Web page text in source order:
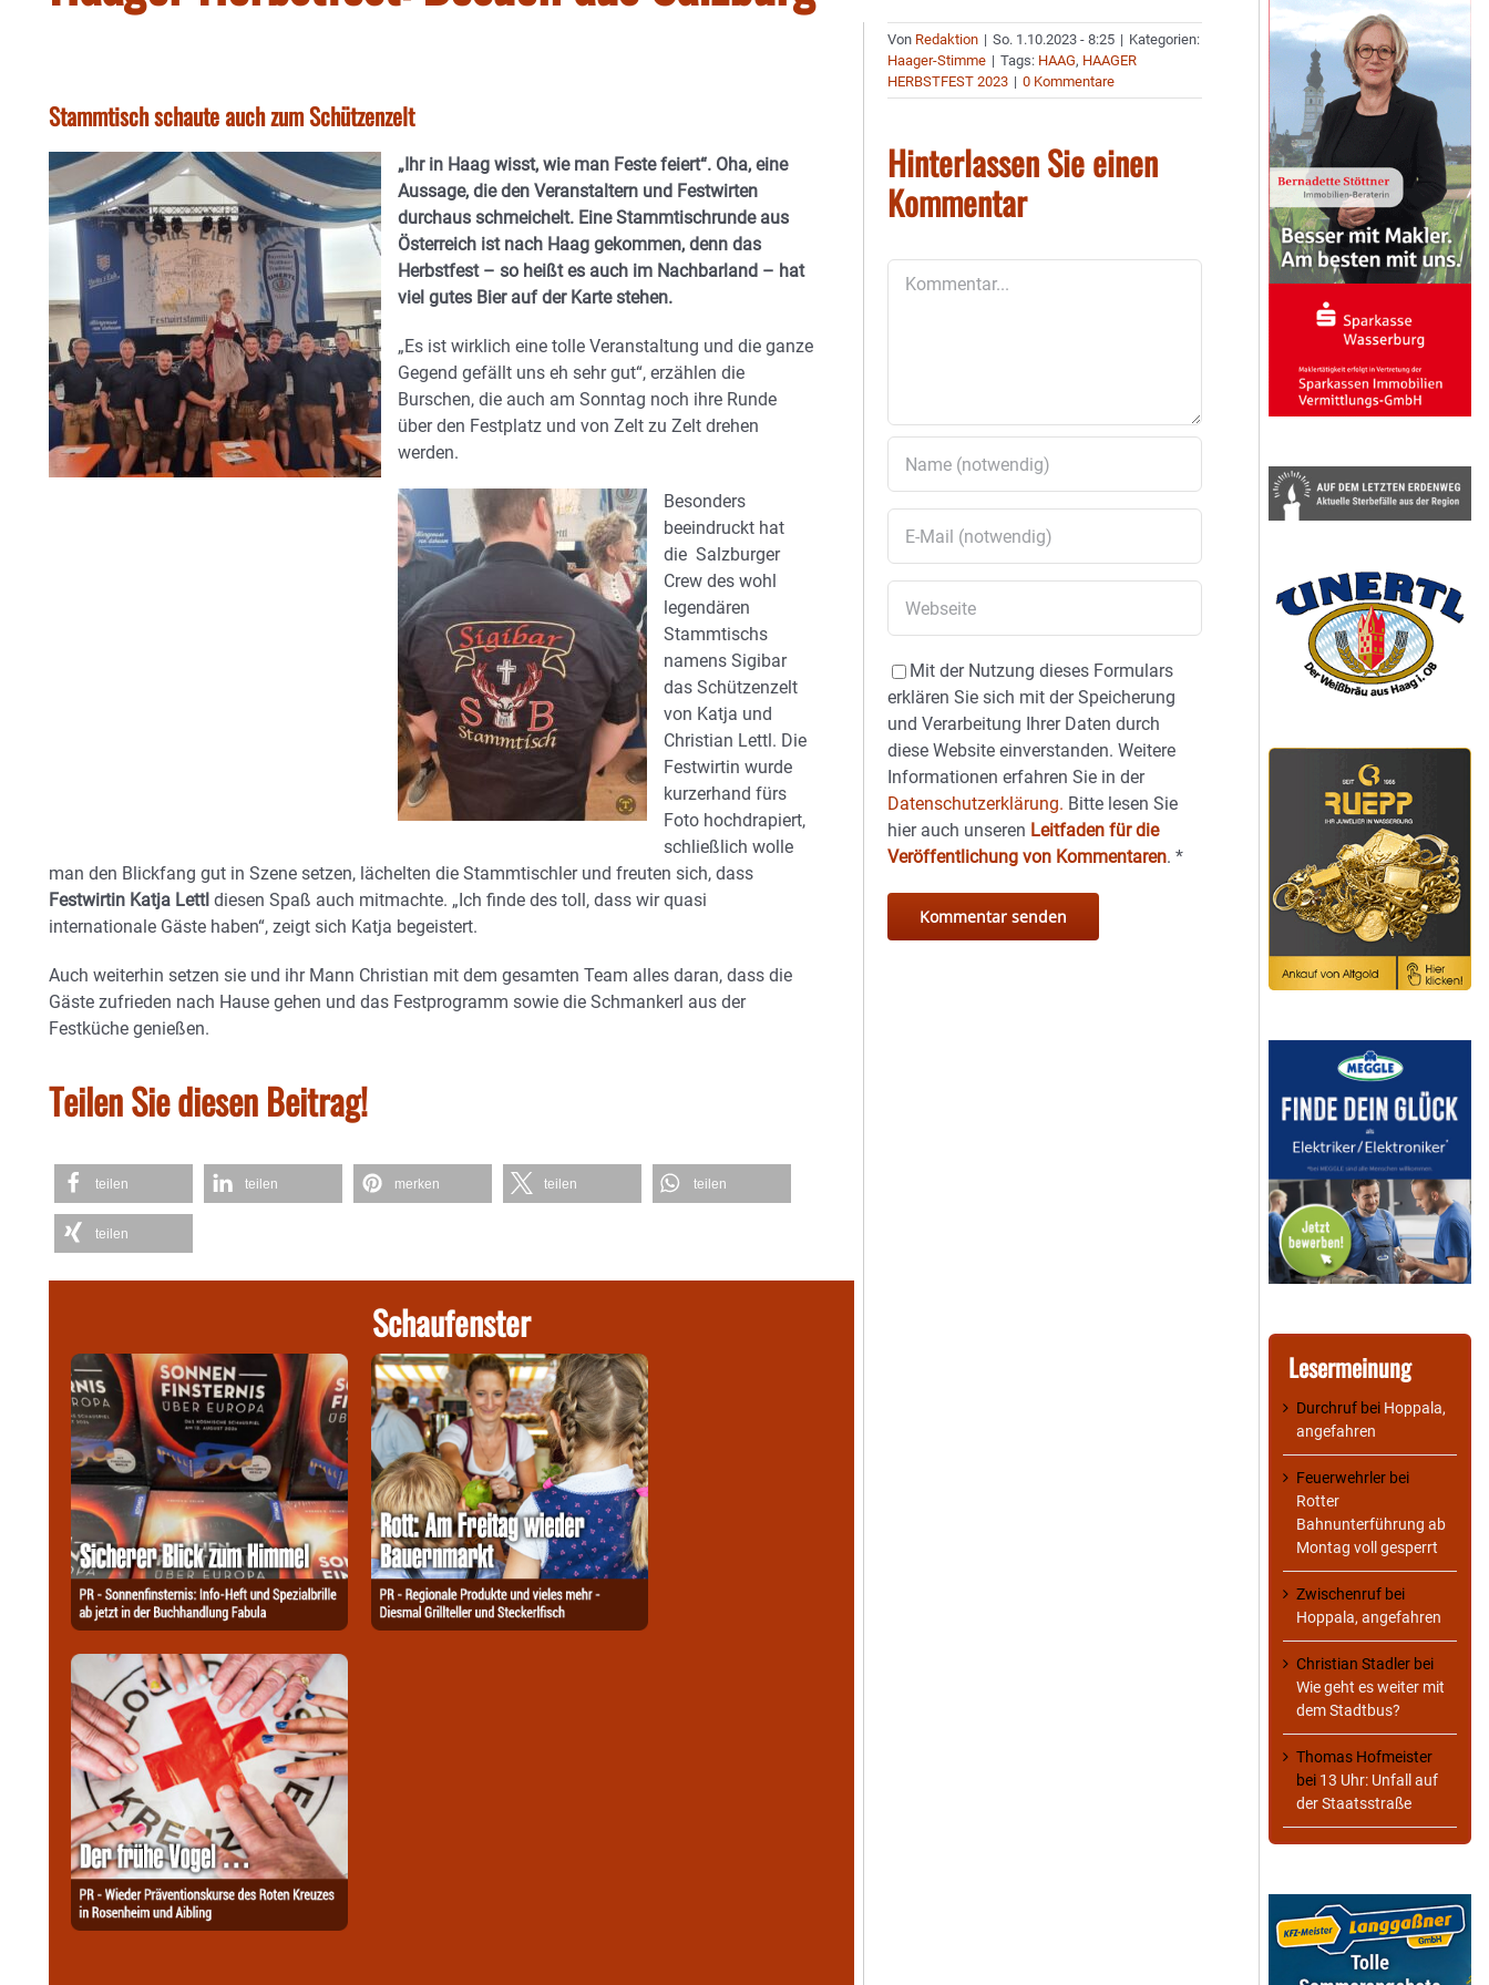
Stammtisch schaute auch zum Schützenzelt
„Ihr in Haag wisst, wie man Feste feiert“. Oha, eine
Aussage, die den Veranstaltern und Festwirten
durchaus schmeichelt. Eine Stammtischrunde aus
Österreich ist nach Haag gekommen, denn das
Herbstfest – so heißt es auch im Nachbarland – hat
viel gutes Bier auf der Karte stehen.
„Es ist wirklich eine tolle Veranstaltung und die ganze
Gegend gefällt uns eh sehr gut“, erzählen die
Burschen, die auch am Sonntag noch ihre Runde
über den Festplatz und von Zelt zu Zelt drehen
werden.
Besonders
beeindruckt hat
die Salzburger
Crew des wohl
legendären
Stammtischs
namens Sigibar
das Schützenzelt
von Katja und
Christian Lettl. Die
Festwirtin wurde
kurzerhand fürs
Foto hochdrapiert,
schließlich wolle
man den Blickfang gut in Szene setzen, lächelten die Stammtischler und freuten sich, dass
Festwirtin Katja Lettl diesen Spaß auch mitmachte. „Ich finde des toll, dass wir quasi
internationale Gäste haben“, zeigt sich Katja begeistert.
Auch weiterhin setzen sie und ihr Mann Christian mit dem gesamten Team alles daran, dass die
Gäste zufrieden nach Hause gehen und das Festprogramm sowie die Schmankerl aus der
Festküche genießen.
Teilen Sie diesen Beitrag!
teilen teilen merken teilen teilen
teilen
Schaufenster
Von Redaktion | So. 1.10.2023 - 8:25 | Kategorien:
Haager-Stimme | Tags: HAAG, HAAGER
HERBSTFEST 2023 | 0 Kommentare
Hinterlassen Sie einen
Kommentar
Mit der Nutzung dieses Formulars
erklären Sie sich mit der Speicherung
und Verarbeitung Ihrer Daten durch
diese Website einverstanden. Weitere
Informationen erfahren Sie in der
Datenschutzerklärung. Bitte lesen Sie
hier auch unseren Leitfaden für die
Veröffentlichung von Kommentaren.*
Lesermeinung
Durchruf bei Hoppala,
angefahren
Feuerwehrler bei
Rotter
Bahnunterführung ab
Montag voll gesperrt
Zwischenruf bei
Hoppala, angefahren
Christian Stadler bei
Wie geht es weiter mit
dem Stadtbus?
Thomas Hofmeister
bei 13 Uhr: Unfall auf
der Staatsstraße